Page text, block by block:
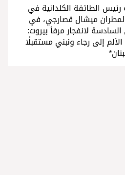
رئيس الطائفة الكلدانية في
المطران ميشال قصارجي، في
السادسة لانفجار مرفأ بيروت:
إلى رجاء ونبني مستقبلًا